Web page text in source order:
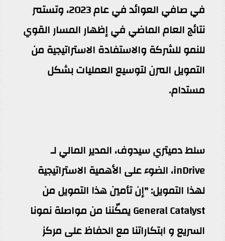
في صافي العوائد في عام 2023، وتستمر
نتائج العام الماضي في إظهار المسار القوي
للنمو للشركة والاستفادة الاستراتيجية من
التمويل المرن لتوسيع العمليات بشكل
مستدام.
سلط دميتري سيدوف، المدير المالي لـ
inDrive، الضوء على الأهمية الاستراتيجية
لهذا التمويل: "إن تأمين هذا التمويل من
General Catalyst يمكّننا من مواصلة نمونا
السريع و ابتكاراتنا مع الحفاظ على مركز